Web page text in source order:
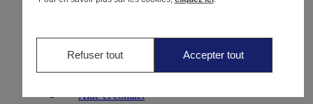
Aide et contact
Refuser tout Accepter tout